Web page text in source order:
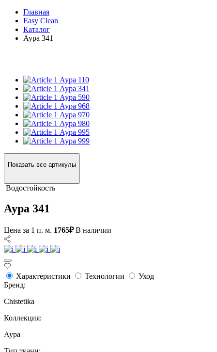
Главная
Easy Clean
Каталог
Аура 341
Аура 110
Аура 341
Аура 590
Аура 968
Аура 970
Аура 980
Аура 995
Аура 999
Показать все артикулы
Водостойкость
Аура 341
Цена за 1 п. м. 1765₽ В наличии
Характеристики Технологии
Уход
Бренд:
Chistetika
Коллекция:
Аура